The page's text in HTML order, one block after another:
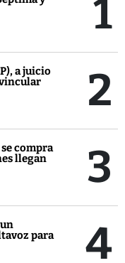
1
a juicio
2
compra
llegan
3
para
4